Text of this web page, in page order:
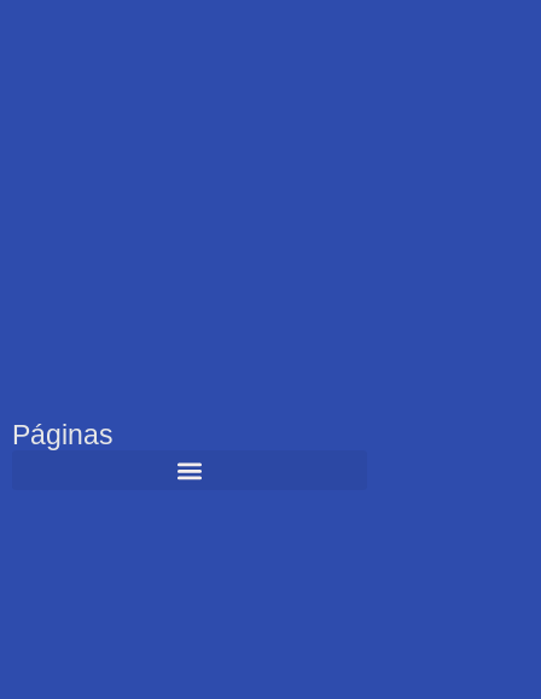
Páginas